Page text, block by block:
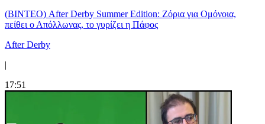
(ΒΙΝΤΕΟ) After Derby Summer Edition: Ζόρια για Ομόνοια,
πείθει ο Απόλλωνας, το γυρίζει η Πάφος
After Derby
|
17:51